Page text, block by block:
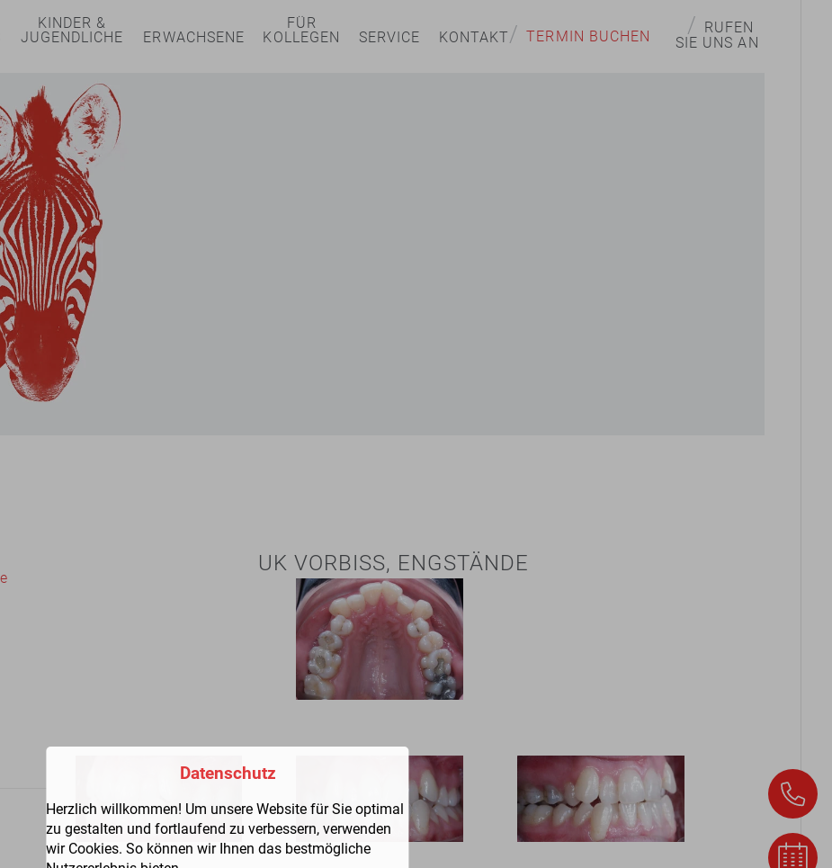
KINDER &
JUGENDLICHE
ERWACHSENE
FÜR
KOLLEGEN
SERVICE KONTAKT/ TERMIN BUCHEN / RUFEN
SIE UNS AN
UK VORBISS, ENGSTÄNDE
Datenschutz
Herzlich willkommen! Um unsere Website für Sie optimal
zu gestalten und fortlaufend zu verbessern, verwenden
wir Cookies. So können wir Ihnen das bestmögliche